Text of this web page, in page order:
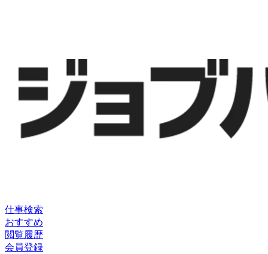
仕事検索
おすすめ
閲覧履歴
会員登録